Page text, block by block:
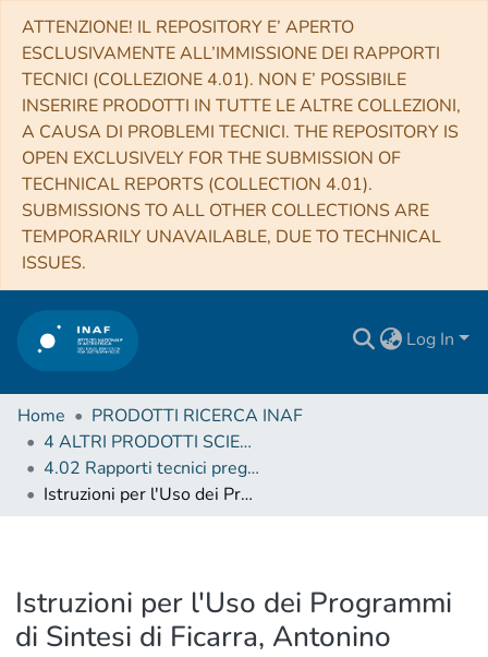
ATTENZIONE! IL REPOSITORY E’ APERTO
ESCLUSIVAMENTE ALL’IMMISSIONE DEI RAPPORTI
TECNICI (COLLEZIONE 4.01). NON E’ POSSIBILE
INSERIRE PRODOTTI IN TUTTE LE ALTRE COLLEZIONI,
A CAUSA DI PROBLEMI TECNICI. THE REPOSITORY IS
OPEN EXCLUSIVELY FOR THE SUBMISSION OF
TECHNICAL REPORTS (COLLECTION 4.01).
SUBMISSIONS TO ALL OTHER COLLECTIONS ARE
TEMPORARILY UNAVAILABLE, DUE TO TECHNICAL
ISSUES.
Log In
Home
PRODOTTI RICERCA INAF
4 ALTRI PRODOTTI SCIENTIFICI (Other scientific products)
4.02 Rapporti tecnici pregressi
Istruzioni per l'Uso dei Programmi di Sintesi di Ficarra, Antonino
Istruzioni per l'Uso dei Programmi
di Sintesi di Ficarra, Antonino